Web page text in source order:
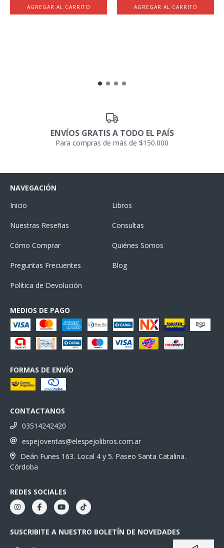
ENVÍOS GRATIS A TODO EL PAÍS
Para compras de más de $150.000
NAVEGACIÓN
Inicio
Libros
Nuestras Reseñas Consultas
Cómo Comprar Quiénes Somos
Preguntas Frecuentes Blog
Política de Devolución
MEDIOS DE PAGO
FORMAS DE ENVÍO
CONTACTANOS
03514242420
espejoventas@elespejolibros.com.ar
Deán Funes 163. Local 4 y 5. Paseo Santa Catalina.
Córdoba
REDES SOCIALES
SUSCRIBITE A NUESTRO BOLETÍN DE NOVEDADES